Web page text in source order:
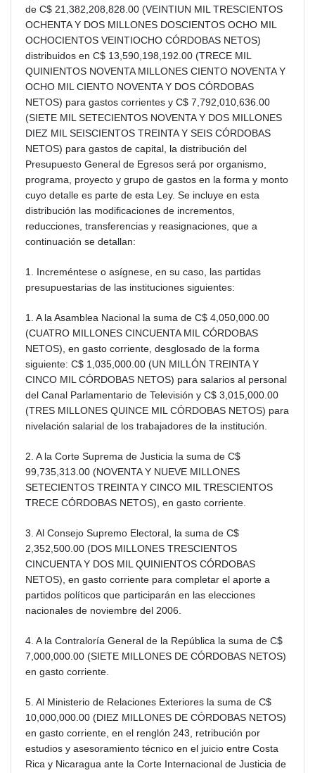
de C$ 21,382,208,828.00 (VEINTIUN MIL TRESCIENTOS
OCHENTA Y DOS MILLONES DOSCIENTOS OCHO MIL
OCHOCIENTOS VEINTIOCHO CÓRDOBAS NETOS)
distribuidos en C$ 13,590,198,192.00 (TRECE MIL
QUINIENTOS NOVENTA MILLONES CIENTO NOVENTA Y
OCHO MIL CIENTO NOVENTA Y DOS CÓRDOBAS
NETOS) para gastos corrientes y C$ 7,792,010,636.00
(SIETE MIL SETECIENTOS NOVENTA Y DOS MILLONES
DIEZ MIL SEISCIENTOS TREINTA Y SEIS CÓRDOBAS
NETOS) para gastos de capital, la distribución del
Presupuesto General de Egresos será por organismo,
programa, proyecto y grupo de gastos en la forma y monto
cuyo detalle es parte de esta Ley. Se incluye en esta
distribución las modificaciones de incrementos,
reducciones, transferencias y reasignaciones, que a
continuación se detallan:
1. Increméntese o asígnese, en su caso, las partidas
presupuestarias de las instituciones siguientes:
1. A la Asamblea Nacional la suma de C$ 4,050,000.00
(CUATRO MILLONES CINCUENTA MIL CÓRDOBAS
NETOS), en gasto corriente, desglosado de la forma
siguiente: C$ 1,035,000.00 (UN MILLÓN TREINTA Y
CINCO MIL CÓRDOBAS NETOS) para salarios al personal
del Canal Parlamentario de Televisión y C$ 3,015,000.00
(TRES MILLONES QUINCE MIL CÓRDOBAS NETOS) para
nivelación salarial de los trabajadores de la institución.
2. A la Corte Suprema de Justicia la suma de C$
99,735,313.00 (NOVENTA Y NUEVE MILLONES
SETECIENTOS TREINTA Y CINCO MIL TRESCIENTOS
TRECE CÓRDOBAS NETOS), en gasto corriente.
3. Al Consejo Supremo Electoral, la suma de C$
2,352,500.00 (DOS MILLONES TRESCIENTOS
CINCUENTA Y DOS MIL QUINIENTOS CÓRDOBAS
NETOS), en gasto corriente para completar el aporte a
partidos políticos que participarán en las elecciones
nacionales de noviembre del 2006.
4. A la Contraloría General de la República la suma de C$
7,000,000.00 (SIETE MILLONES DE CÓRDOBAS NETOS)
en gasto corriente.
5. Al Ministerio de Relaciones Exteriores la suma de C$
10,000,000.00 (DIEZ MILLONES DE CÓRDOBAS NETOS)
en gasto corriente, en el renglón 243, retribución por
estudios y asesoramiento técnico en el juicio entre Costa
Rica y Nicaragua ante la Corte Internacional de Justicia de